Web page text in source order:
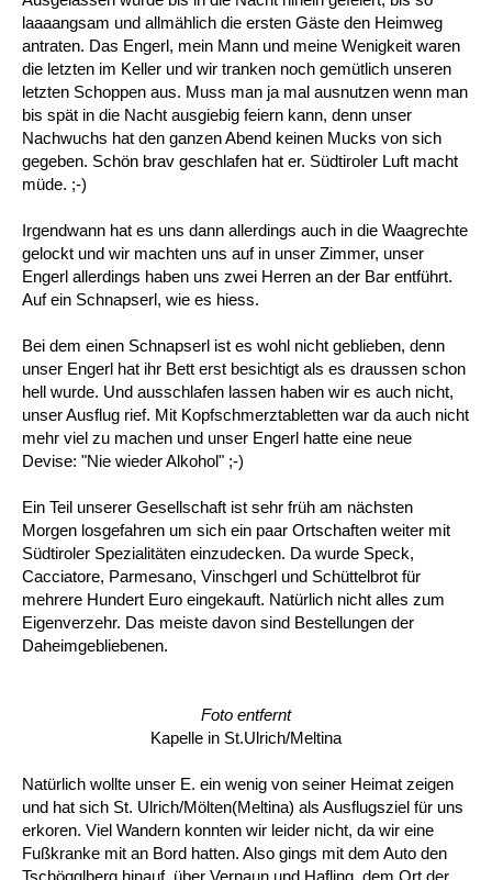
laaaangsam und allmählich die ersten Gäste den Heimweg
antraten. Das Engerl, mein Mann und meine Wenigkeit waren
die letzten im Keller und wir tranken noch gemütlich unseren
letzten Schoppen aus. Muss man ja mal ausnutzen wenn man
bis spät in die Nacht ausgiebig feiern kann, denn unser
Nachwuchs hat den ganzen Abend keinen Mucks von sich
gegeben. Schön brav geschlafen hat er. Südtiroler Luft macht
müde. ;-)
Irgendwann hat es uns dann allerdings auch in die Waagrechte
gelockt und wir machten uns auf in unser Zimmer, unser
Engerl allerdings haben uns zwei Herren an der Bar entführt.
Auf ein Schnapserl, wie es hiess.
Bei dem einen Schnapserl ist es wohl nicht geblieben, denn
unser Engerl hat ihr Bett erst besichtigt als es draussen schon
hell wurde. Und ausschlafen lassen haben wir es auch nicht,
unser Ausflug rief. Mit Kopfschmerztabletten war da auch nicht
mehr viel zu machen und unser Engerl hatte eine neue
Devise: "Nie wieder Alkohol" ;-)
Ein Teil unserer Gesellschaft ist sehr früh am nächsten
Morgen losgefahren um sich ein paar Ortschaften weiter mit
Südtiroler Spezialitäten einzudecken. Da wurde Speck,
Cacciatore, Parmesano, Vinschgerl und Schüttelbrot für
mehrere Hundert Euro eingekauft. Natürlich nicht alles zum
Eigenverzehr. Das meiste davon sind Bestellungen der
Daheimgebliebenen.
Foto entfernt
Kapelle in St.Ulrich/Meltina
Natürlich wollte unser E. ein wenig von seiner Heimat zeigen
und hat sich St. Ulrich/Mölten(Meltina) als Ausflugsziel für uns
erkoren. Viel Wandern konnten wir leider nicht, da wir eine
Fußkranke mit an Bord hatten. Also gings mit dem Auto den
Tschögglberg hinauf, über Vernaun und Hafling, dem Ort der